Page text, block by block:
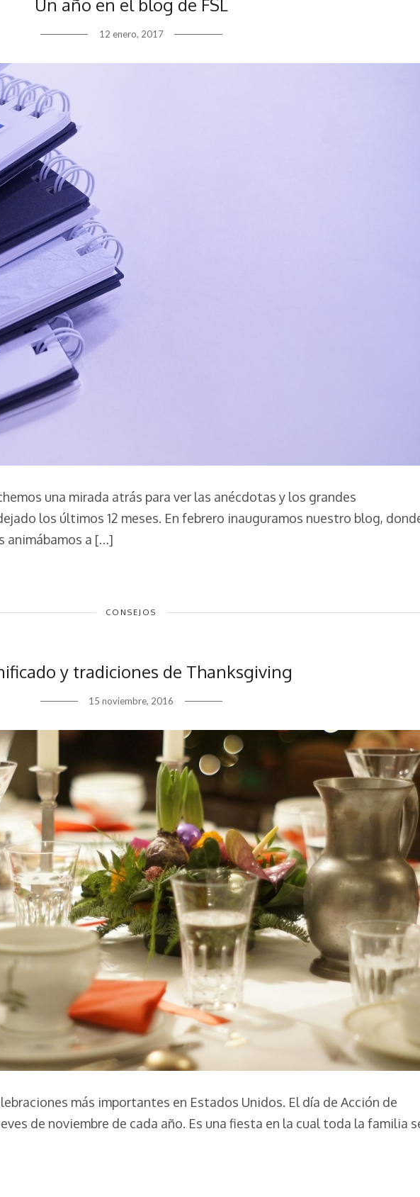
Un año en el blog de FSL
12 enero, 2017
una mirada atrás para ver las anécdotas y los grandes
los últimos 12 meses. En febrero inauguramos nuestro blog,
animábamos a […]
CONSEJOS
y tradiciones de Thanksgiving
15 noviembre, 2016
más importantes en Estados Unidos. El día de Acción de
de noviembre de cada año. Es una fiesta en la cual toda la familia